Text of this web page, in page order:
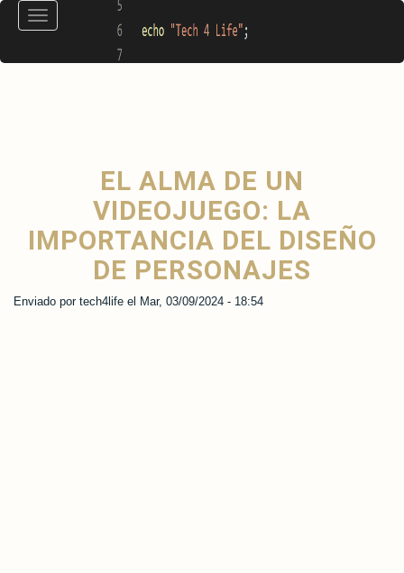
PasarToggle
EL ALMA DE UN
VIDEOJUEGO: LA
IMPORTANCIA DEL DISEÑO
DE PERSONAJES
Enviado por tech4life el Mar, 03/09/2024 - 18:54